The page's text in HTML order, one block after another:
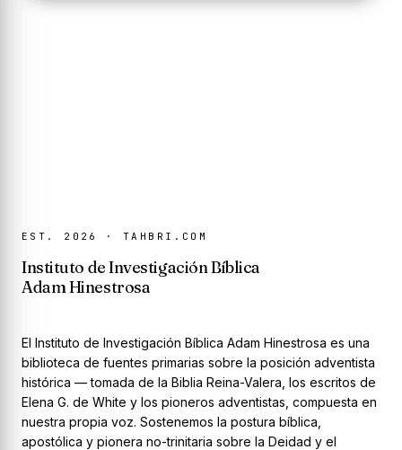
EST. 2026 · TAHBRI.COM
Instituto de Investigación Bíblica
Adam Hinestrosa
El Instituto de Investigación Bíblica Adam Hinestrosa es una
biblioteca de fuentes primarias sobre la posición adventista
histórica — tomada de la Biblia Reina-Valera, los escritos de
Elena G. de White y los pioneros adventistas, compuesta en
nuestra propia voz. Sostenemos la postura bíblica,
apostólica y pionera no-trinitaria sobre la Deidad y el